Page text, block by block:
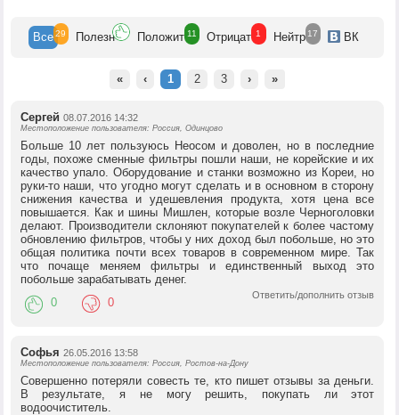
Все 29 Полезн Положит 11 Отрицат 1 Нейтр 17 ВК
« ‹ 1 2 3 › »
Сергей 08.07.2016 14:32
Местоположение пользователя: Россия, Одинцово
Больше 10 лет пользуюсь Неосом и доволен, но в последние
годы, похоже сменные фильтры пошли наши, не корейские и их
качество упало. Оборудование и станки возможно из Кореи, но
руки-то наши, что угодно могут сделать и в основном в сторону
снижения качества и удешевления продукта, хотя цена все
повышается. Как и шины Мишлен, которые возле Черноголовки
делают. Производители склоняют покупателей к более частому
обновлению фильтров, чтобы у них доход был побольше, но это
общая политика почти всех товаров в современном мире. Так
что почаще меняем фильтры и единственный выход это
побольше зарабатывать денег.
Ответить/дополнить отзыв
0 0
Софья 26.05.2016 13:58
Местоположение пользователя: Россия, Ростов-на-Дону
Совершенно потеряли совесть те, кто пишет отзывы за деньги.
В результате, я не могу решить, покупать ли этот
водоочиститель.